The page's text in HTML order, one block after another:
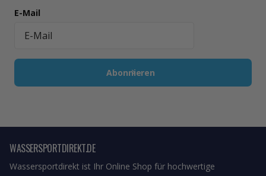
E-Mail
Abonnieren
WASSERSPORTDIREKT.DE
Wassersportdirekt ist Ihr Online Shop für hochwertige